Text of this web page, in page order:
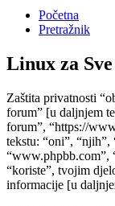
Početna
Pretražnik
Linux za
Zaštita privatnosti
forum” [u daljnjem
forum”, “https://
tekstu: “oni”,
“koriste”, tvojim
informacije [u